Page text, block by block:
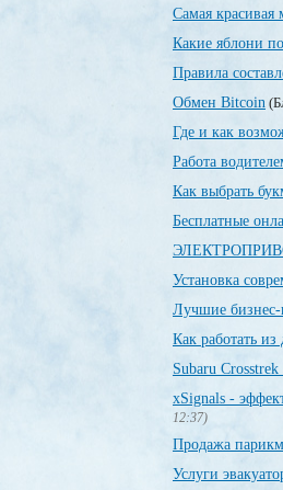
Самая красивая
Какие яблони
Правила
Обмен Bitcoin
Где и как
Работа
Как выбрать
Бесплатные
Установка
Лучшие бизнес-
Как работать из
Subaru
xSignals -
12:37)
Продажа
Услуги